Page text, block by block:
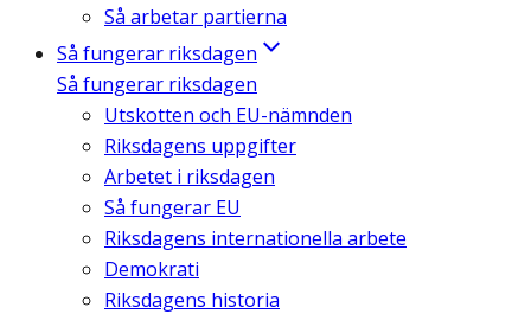
Så arbetar partierna
Så fungerar riksdagen
Så fungerar riksdagen
Utskotten och EU-nämnden
Riksdagens uppgifter
Arbetet i riksdagen
Så fungerar EU
Riksdagens internationella arbete
Demokrati
Riksdagens historia